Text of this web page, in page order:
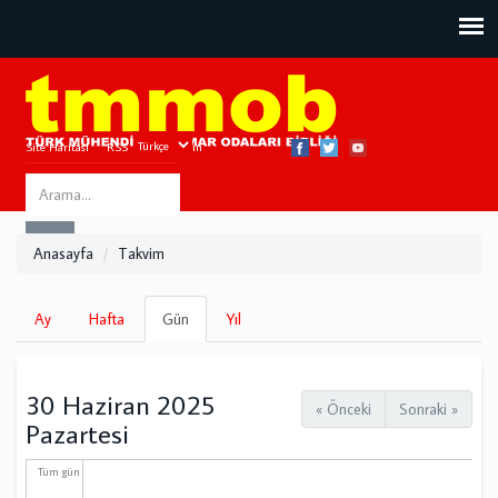
Site Haritası RSS Bize Ulaşın
Search
this
Anasayfa Takvim
Birincil
sekmeler
Ay Hafta Gün
sekme)
Yıl
« Önceki Sonraki »
30 Haziran 2025
Pazartesi
Tüm gün